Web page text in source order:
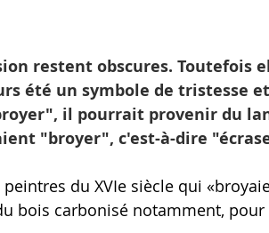
restent obscures. Toutefois
été un symbole de tristesse
il pourrait provenir du
"broyer", c'est-à-dire
peintres du XVIe siècle qui
bois carbonisé notamment,